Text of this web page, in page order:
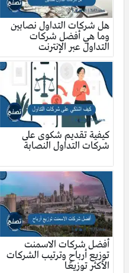
هل شركات التداول نصابين
وما هي أفضل شركات
التداول عبر الإنترنت
كيفية تقديم شكوى على
شركات التداول النصابة
أفضل شركات الاسمنت
توزيع أرباح وترتيب الشركات
الأكثر توزيعًا